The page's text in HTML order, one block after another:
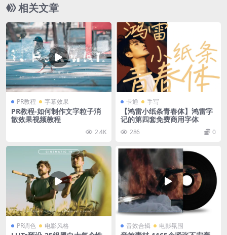
相关文章
PR教程 字幕效果
PR教程-如何制作文字粒子消
散效果视频教程
2.4K
卡通 手写
【鸿雷小纸条青春体】鸿雷字
记的第四套免费商用字体
286 0
PR调色 电影风格 音效合辑 电影氛围